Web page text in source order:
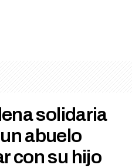
solidaria
abuelo
con su hijo